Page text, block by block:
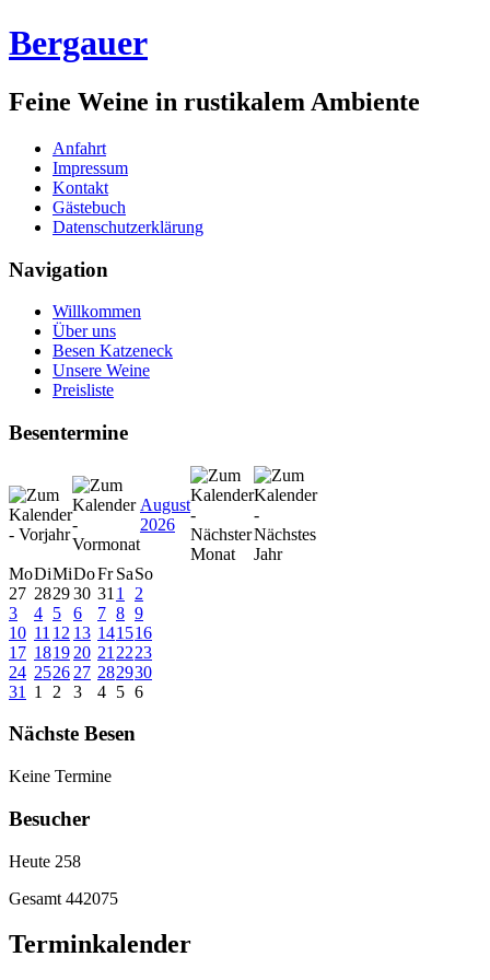
Bergauer
Feine Weine in rustikalem Ambiente
Anfahrt
Impressum
Kontakt
Gästebuch
Datenschutzerklärung
Navigation
Willkommen
Über uns
Besen Katzeneck
Unsere Weine
Preisliste
Besentermine
August
2026
MoDiMiDoFr SaSo
27 282930 31 1
2
3
4 5 6 7 8 9
10 11 12 13 141516
17 1819 20 21 2223
24 2526 27 282930
31
1 2 3 4 5 6
Nächste Besen
Keine Termine
Besucher
Heute 258
Gesamt 442075
Terminkalender